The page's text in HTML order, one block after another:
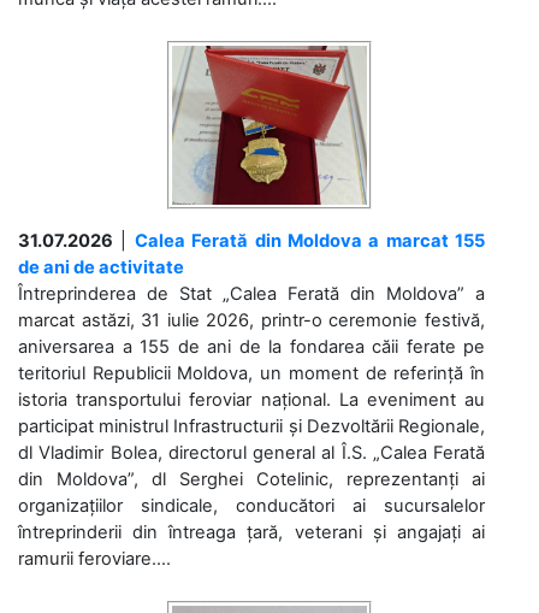
31.07.2026
Calea Ferată din Moldova a marcat 155
de ani de activitate
Întreprinderea de Stat „Calea Ferată din Moldova” a
marcat astăzi, 31 iulie 2026, printr-o ceremonie festivă,
aniversarea a 155 de ani de la fondarea căii ferate pe
teritoriul Republicii Moldova, un moment de referință în
istoria transportului feroviar național. La eveniment au
participat ministrul Infrastructurii și Dezvoltării Regionale,
dl Vladimir Bolea, directorul general al Î.S. „Calea Ferată
din Moldova”, dl Serghei Cotelinic, reprezentanți ai
organizațiilor sindicale, conducători ai sucursalelor
întreprinderii din întreaga țară, veterani și angajați ai
ramurii feroviare....